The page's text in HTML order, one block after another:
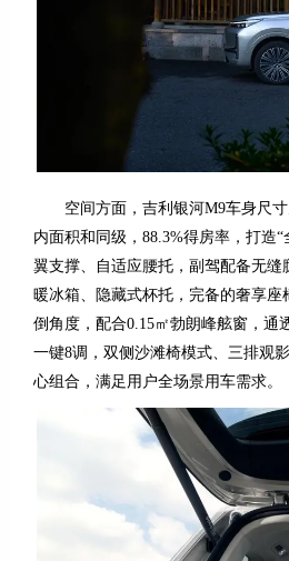
空间方面，吉利银河M9车身尺寸
内面积和同级，88.3%得房率，打造
翼支撑、自适应腰托，副驾配备无
暖冰箱、隐藏式杯托，完备的奢享
倒角度，配合0.15㎡勃朗峰舷窗，通
一键8调，双侧沙滩椅模式、三排观
心组合，满足用户全场景用车需求。